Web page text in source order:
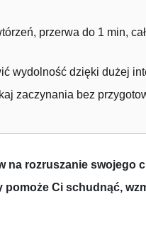
przerwa do 1 min,
wydolność dzięki dużej
zaczynania bez
rozruszanie swojego
Ci schudnąć,